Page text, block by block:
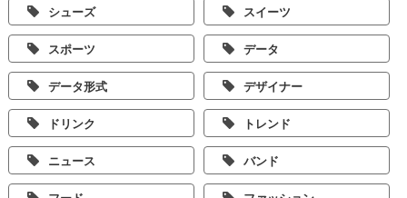
シューズ スイーツ
スポーツ データ
データ形式 デザイナー
ドリンク トレンド
ニュース バンド